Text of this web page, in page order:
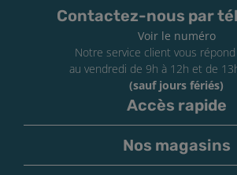
Contactez-nous par
Voir le numéro
Notre service client vous
au vendredi de 9h à 12h et de
(sauf jours fériés)
Accès rapide
Nos magasins